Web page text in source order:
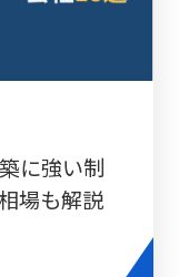
に強い制
場も解説